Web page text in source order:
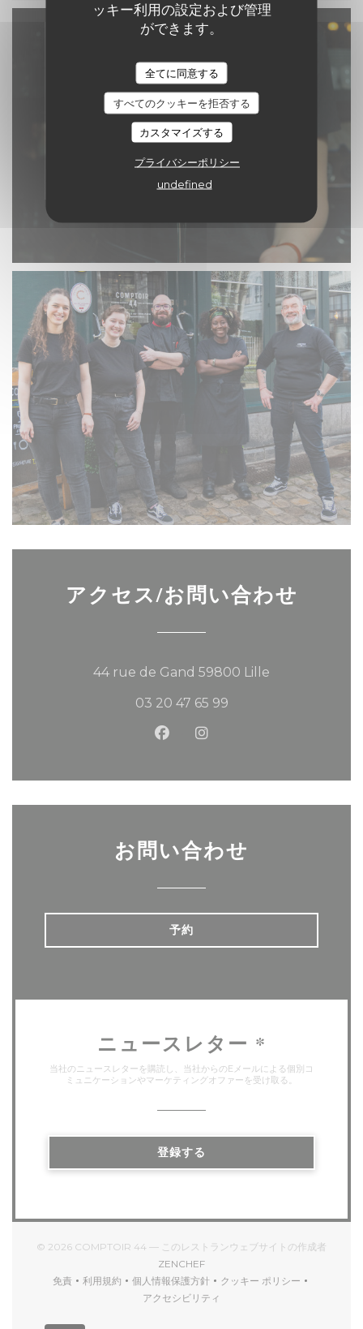
ッキー利用の設定および管理
ができます。
全てに同意する
すべてのクッキーを拒否する
カスタマイズする
プライバシーポリシー
undefined
アクセス/お問い合わせ
44 rue de Gand 59800 Lille
03 20 47 65 99
Facebook ((新しいウィンド
Instagram ((新しいウィ
お問い合わせ
予約
ニュースレター *
当社のニュースレターを購読し、当社からのEメールによる個別コ
ミュニケーションやマーケティングオファーを受け取る。
登録する
© 2026 COMPTOIR 44 — このレストランウェブサイトの作成者
ZENCHEF((新しいウィンドウで開きます))
免責
((新しいウィンドウで開きます))
利用規約
((新しいウィンドウで開きます))
個人情報保護方針
((新しいウィンドウで開きます))
クッキー ポリシー
((新しいウィンドウで
アクセシビリティ
((新しいウィンドウで開きます))